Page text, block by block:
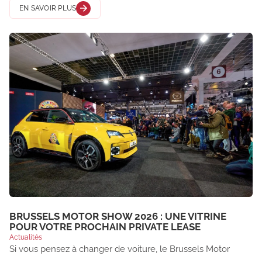
EN SAVOIR PLUS
BRUSSELS MOTOR SHOW 2026 : UNE VITRINE
POUR VOTRE PROCHAIN PRIVATE LEASE
Actualités
Si vous pensez à changer de voiture, le Brussels Motor